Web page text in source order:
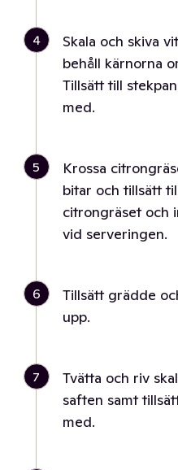
4
Skala och skiva
behåll kärnorna
Tillsätt till
med.
5
Krossa
bitar och tillsätt
citrongräset och
vid serveringen.
6
Tillsätt grädde
upp.
7
Tvätta och riv
saften samt
med.